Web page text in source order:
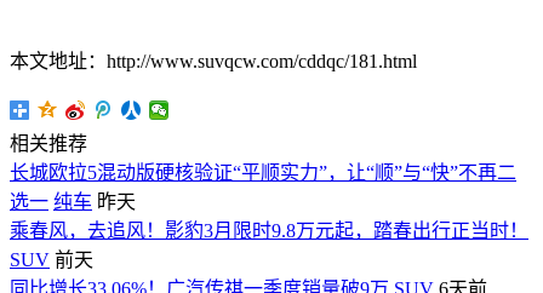
本文地址：http://www.suvqcw.com/cddqc/181.html
相关推荐
长城欧拉5混动版硬核验证“平顺实力”，让“顺”与“快”不再二
选一 纯车 昨天
乘春风，去追风！影豹3月限时9.8万元起，踏春出行正当时！
SUV 前天